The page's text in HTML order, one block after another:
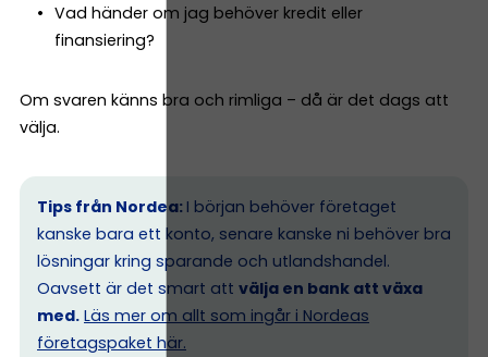
Vad händer om jag behöver kredit eller
finansiering?
Om svaren känns bra och rimliga – då är det dags att
välja.
Tips från Nordea: I början behöver företaget
kanske bara ett konto, senare kanske ni behöver bra
lösningar kring sparande och utlandshandel.
Oavsett är det smart att välja en bank att växa
med. Läs mer om allt som ingår i Nordeas
företagspaket här.